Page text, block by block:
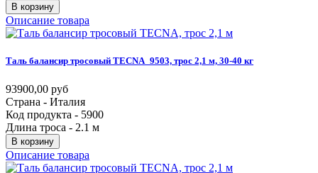
В корзину
Описание товара
Таль балансир тросовый TECNA_9503, трос 2,1 м, 30-40 кг
93900,00 руб
Страна - Италия
Код продукта - 5900
Длина троса - 2.1 м
В корзину
Описание товара